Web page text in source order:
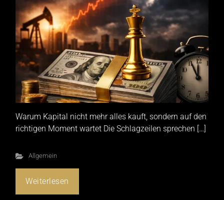
Warum Kapital nicht mehr alles kauft, sondern auf den
richtigen Moment wartet Die Schlagzeilen sprechen […]
Allgemein
Weiterlesen